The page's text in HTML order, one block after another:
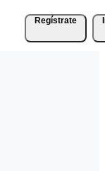
Regístrate